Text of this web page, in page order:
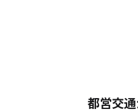
都営交